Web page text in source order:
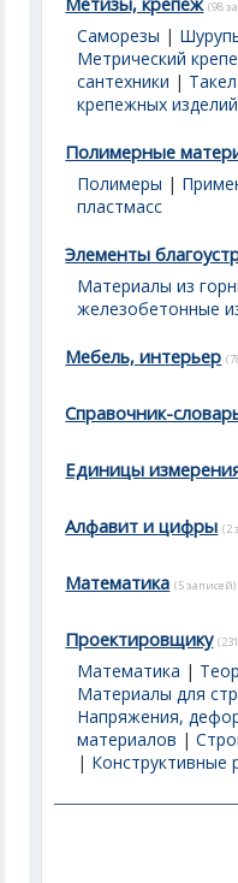
(98
Саморезы |
Метрический
сантехники |
крепежных изделий
Полимерные
Полимеры |
пластмасс
Элементы
Материалы из
железобетонные
Мебель, интерьер
Справочник-
Единицы
Алфавит и цифры (2
Математика (5 записей)
Проектировщику
Математика |
Материалы для
Напряжения,
материалов |
| Конструктивные